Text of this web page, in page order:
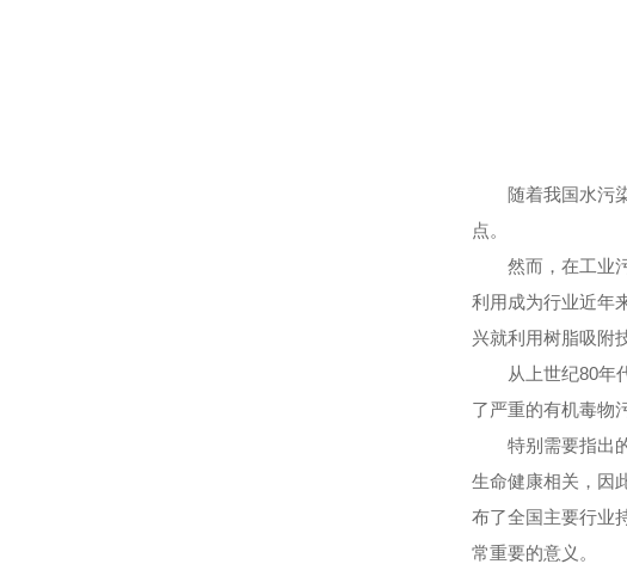
随着我国水污
点。
然而，在工业污
利用成为行业近年
兴就利用树脂吸附
从上世纪80年代
了严重的有机毒物
特别需要指出的
生命健康相关，因
布了全国主要行业
常重要的意义。